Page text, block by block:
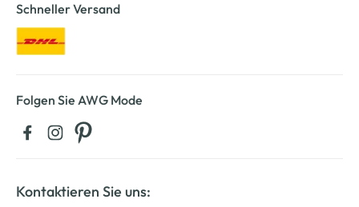
Schneller Versand
Folgen Sie AWG Mode
Kontaktieren Sie uns: